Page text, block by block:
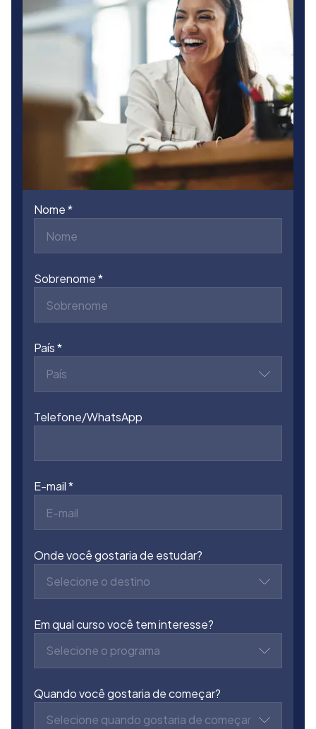
Nome
Sobrenome
País
País
Telefone/WhatsApp
E-mail
Onde você gostaria de estudar?
Selecione o destino
Em qual curso você tem interesse?
Selecione o programa
Quando você gostaria de começar?
Selecione quando gostaria de começar